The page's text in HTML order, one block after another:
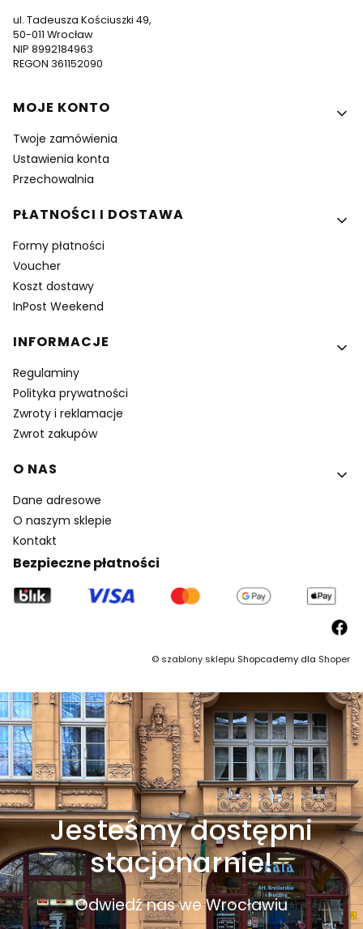
ul. Tadeusza Kościuszki 49,
50-011 Wrocław
NIP 8992184963
REGON 361152090
Linki w stopce
MOJE KONTO
Twoje zamówienia
Ustawienia konta
Przechowalnia
PŁATNOŚCI I DOSTAWA
Formy płatności
Voucher
Koszt dostawy
InPost Weekend
INFORMACJE
Regulaminy
Polityka prywatności
Zwroty i reklamacje
Zwrot zakupów
O NAS
Dane adresowe
O naszym sklepie
Kontakt
Bezpieczne płatności
©szablony sklepu Shopcademy dla Shoper
Jesteśmy dostępni
stacjonarnie!
Odwiedź nas we Wrocławiu